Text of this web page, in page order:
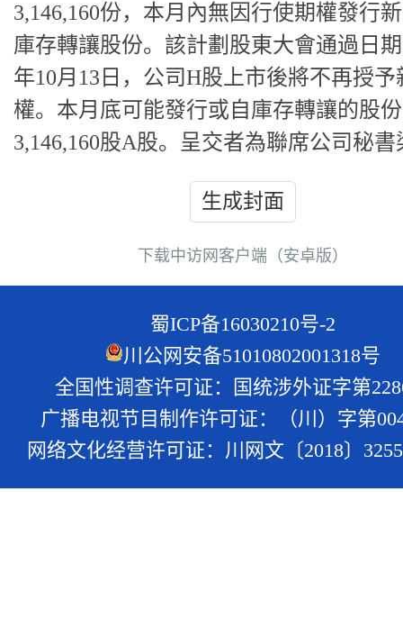
3,146,160份，本月內無因行使期權發行
庫存轉讓股份。該計劃股東大會通過日
年10月13日，公司H股上市後將不再授予
權。本月底可能發行或自庫存轉讓的股
3,146,160股A股。呈交者為聯席公司秘書
生成封面
下载中访网客户端（安卓版）
蜀ICP备16030210号-2
川公网安备51010802001318号
全国性调查许可证：国统涉外证字第
广播电视节目制作许可证：（川）字第
网络文化经营许可证：川网文〔2018〕